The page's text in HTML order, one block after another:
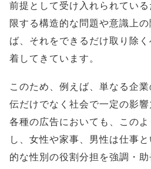
前提として受け入れられてい
限する構造的な問題や意識上
ば、それをできるだけ取り除
着してきています。
このため、例えば、単なる企
伝だけでなく社会で一定の影
各種の広告においても、この
し、女性や家事、男性は仕事
的な性別の役割分担を強調・